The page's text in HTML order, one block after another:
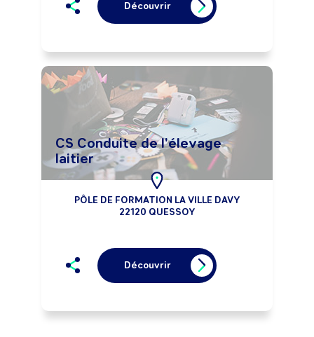
Découvrir
CS Conduite de l'élevage
laitier
PÔLE DE FORMATION LA VILLE DAVY
22120 QUESSOY
Découvrir